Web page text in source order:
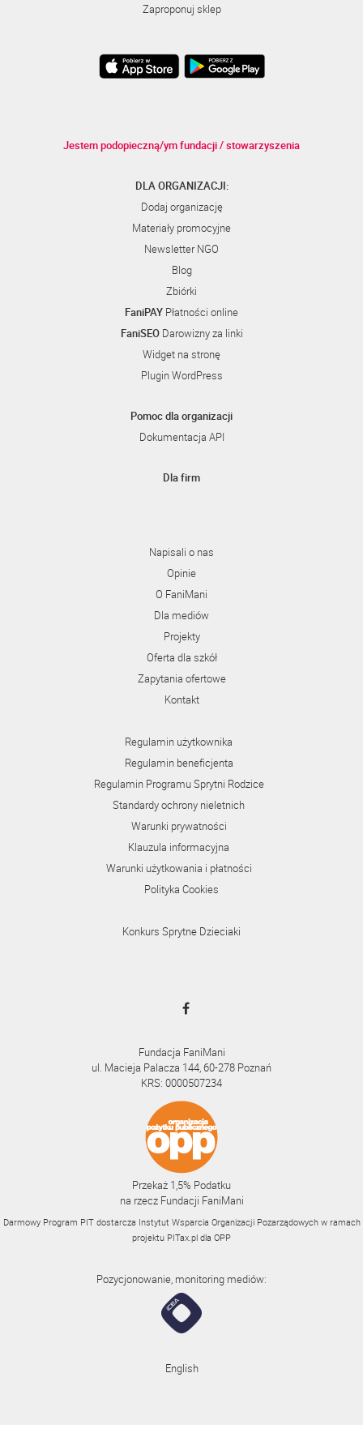
Zaproponuj sklep
Jestem podopieczną/ym fundacji / stowarzyszenia
DLA ORGANIZACJI:
Dodaj organizację
Materiały promocyjne
Newsletter NGO
Blog
Zbiórki
FaniPAY Płatności online
FaniSEODarowizny za linki
Widget na stronę
Plugin WordPress
Pomoc dla organizacji
Dokumentacja API
Dla firm
Napisali o nas
Opinie
O FaniMani
Dla mediów
Projekty
Oferta dla szkół
Zapytania ofertowe
Kontakt
Regulamin użytkownika
Regulamin beneficjenta
Regulamin Programu Sprytni Rodzice
Standardy ochrony nieletnich
Warunki prywatności
Klauzula informacyjna
Warunki użytkowania i płatności
Polityka Cookies
Konkurs Sprytne Dzieciaki
Fundacja FaniMani
ul. Macieja Palacza 144, 60-278 Poznań
KRS: 0000507234
Przekaż 1,5% Podatku
na rzecz Fundacji FaniMani
Darmowy Program PIT dostarcza Instytut Wsparcia Organizacji Pozarządowych w ramach
projektu PITax.pl dla OPP
Pozycjonowanie, monitoring mediów:
English